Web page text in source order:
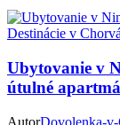
Destinácie v
Ubytovanie v
útulné
AutorDovolenka-